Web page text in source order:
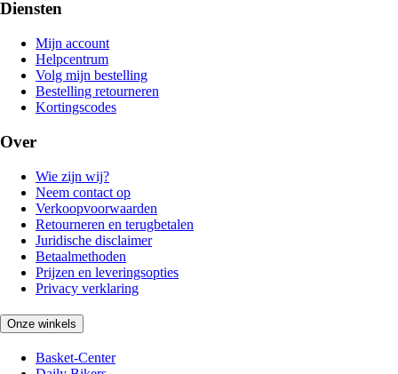
Diensten
Mijn account
Helpcentrum
Volg mijn bestelling
Bestelling retourneren
Kortingscodes
Over
Wie zijn wij?
Neem contact op
Verkoopvoorwaarden
Retourneren en terugbetalen
Juridische disclaimer
Betaalmethoden
Prijzen en leveringsopties
Privacy verklaring
Onze winkels
Basket-Center